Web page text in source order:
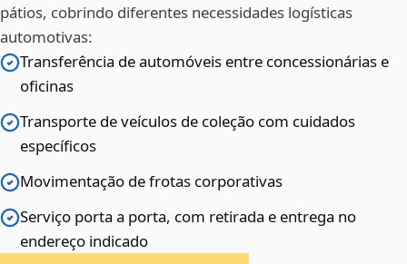
pátios, cobrindo diferentes necessidades logísticas
automotivas:
Transferência de automóveis entre concessionárias e
oficinas
Transporte de veículos de coleção com cuidados
específicos
Movimentação de frotas corporativas
Serviço porta a porta, com retirada e entrega no
endereço indicado